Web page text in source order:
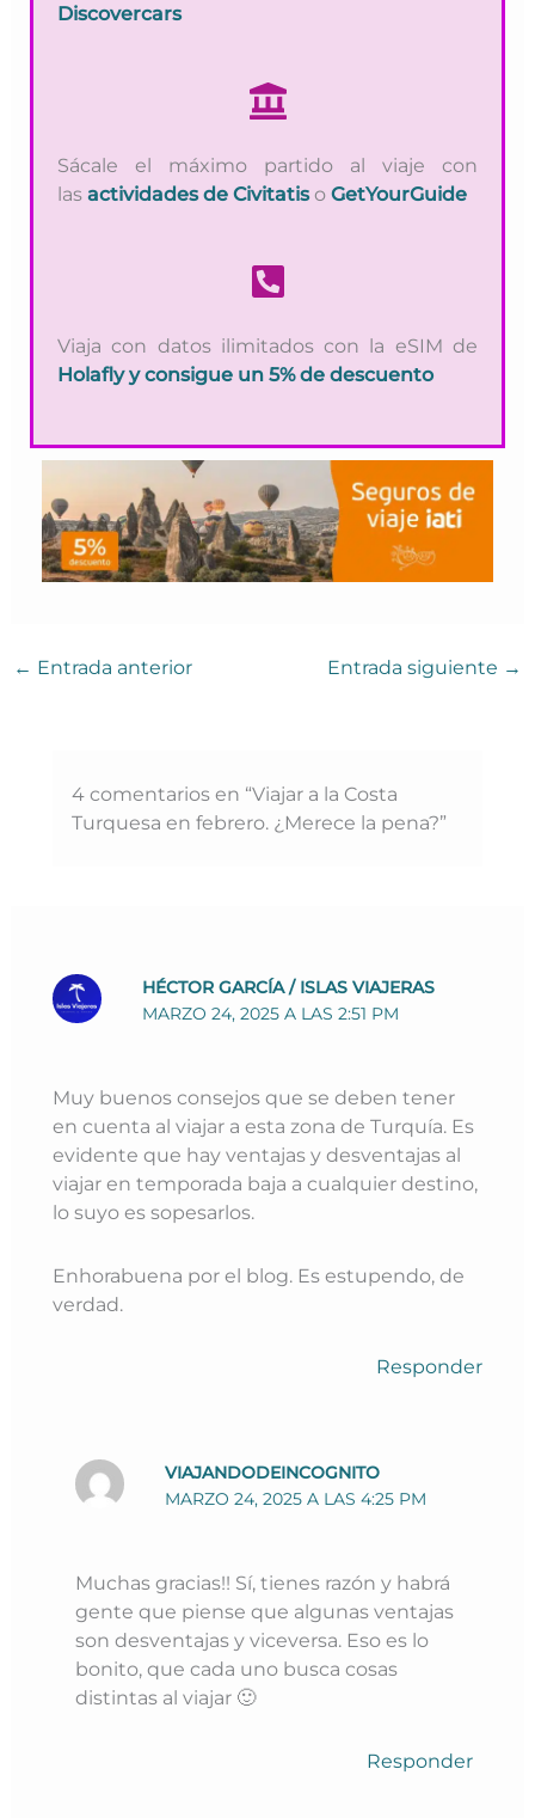
Discovercars
Sácale el máximo partido al viaje con
lasactividades de Civitatis o GetYourGuide
Viaja con datos ilimitados con la eSIM de
Holaflyy consigue un 5% de descuento
← Entrada anterior Entrada siguiente →
4 comentarios en “Viajar a la Costa
Turquesa en febrero. ¿Merece la pena?”
HÉCTOR GARCÍA / ISLAS VIAJERAS
MARZO 24, 2025 A LAS 2:51 PM
Muy buenos consejos que se deben tener
en cuenta al viajar a esta zona de Turquía. Es
evidente que hay ventajas y desventajas al
viajar en temporada baja a cualquier destino,
lo suyo es sopesarlos.
Enhorabuena por el blog. Es estupendo, de
verdad.
Responder
VIAJANDODEINCOGNITO
MARZO 24, 2025 A LAS 4:25 PM
Muchas gracias!! Sí, tienes razón y habrá
gente que piense que algunas ventajas
son desventajas y viceversa. Eso es lo
bonito, que cada uno busca cosas
distintas al viajar 🙂
Responder